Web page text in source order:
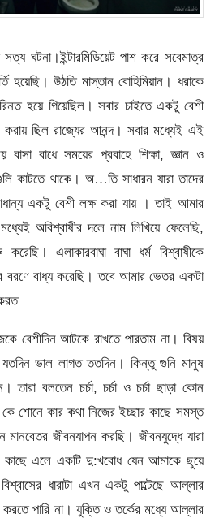
ঘটনা।ইন্টারমিডিয়েট পাশ করে সবেমাত্র
হয়েছি। উঠতি মাস্তান বোহিমিয়ান। ধরাকে
হয়ে গিয়েছিল। সবার চাইতে একটু বেশী
ছিল রাজ্যের আনন্দ। সবার মধ্যেই এই
বাধে সময়ের প্রবাহে শিক্ষা, জ্ঞান ও
কাটতে থাকে। অ…তি সাধারন যারা তাদের
একটু বেশী লক্ষ করা যায় । তাই আমার
অবিশ্বাষীর দলে নাম লিখিয়ে ফেলেছি,
এলাকারবাঘা বাঘা ধর্ম বিশ্বাষীকে
বরণে বাধ্য করেছি। তবে আমার ভেতর একটা
বেশীদিন আটকে রাখতে পারতাম না। বিষয়
যতদিন ভাল লাগত ততদিন। কিন্তু গুনি মানুষ
তারা বলতেন চর্চা, চর্চা ও চর্চা ছাড়া কোন
শোনে কার কথা নিজের ইচ্ছার কাছে সমস্ত
মানবেতর জীবনযাপন করছি। জীবনযুদ্ধে যারা
এলে একটি দু:খবোধ যেন আমাকে ছুয়ে
ধারাটা এখন একটু পাল্টেছে আল্লার
পারি না। যুক্তি ও তর্কের মধ্যে আল্লার